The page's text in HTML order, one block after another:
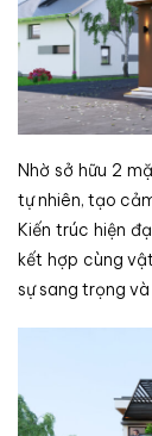
Nhờ sở hữu 2
tự nhiên, tạo
Kiến trúc hiện
kết hợp cùng
sự sang trọng